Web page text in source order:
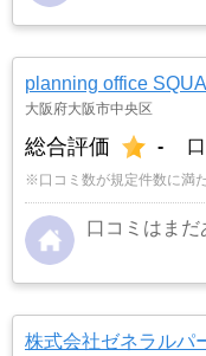
planning office
大阪府大阪市中央区
総合評価 -
※口コミ数が規定件数に満
口コミはまだ
株式会社ゼネラルパ